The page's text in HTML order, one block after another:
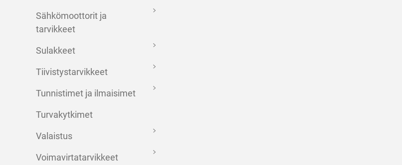
Sähkömoottorit ja
tarvikkeet
Sulakkeet
Tiivistystarvikkeet
Tunnistimet ja ilmaisimet
Turvakytkimet
Valaistus
Voimavirtatarvikkeet